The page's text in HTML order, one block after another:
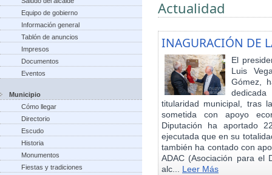
Equipo de gobierno
Información general
Tablón de anuncios
Impresos
Documentos
Eventos
Municipio
Cómo llegar
Directorio
Escudo
Historia
Monumentos
Fiestas y tradiciones
Actualidad
INAGURACIÓN DE
El
Luis
Gómez,
titularidad municipal, tras
sometida con apoyo
Diputación ha aportado
ejecutada que en su
también ha contado con
ADAC (Asociación para el
alc... Leer Más